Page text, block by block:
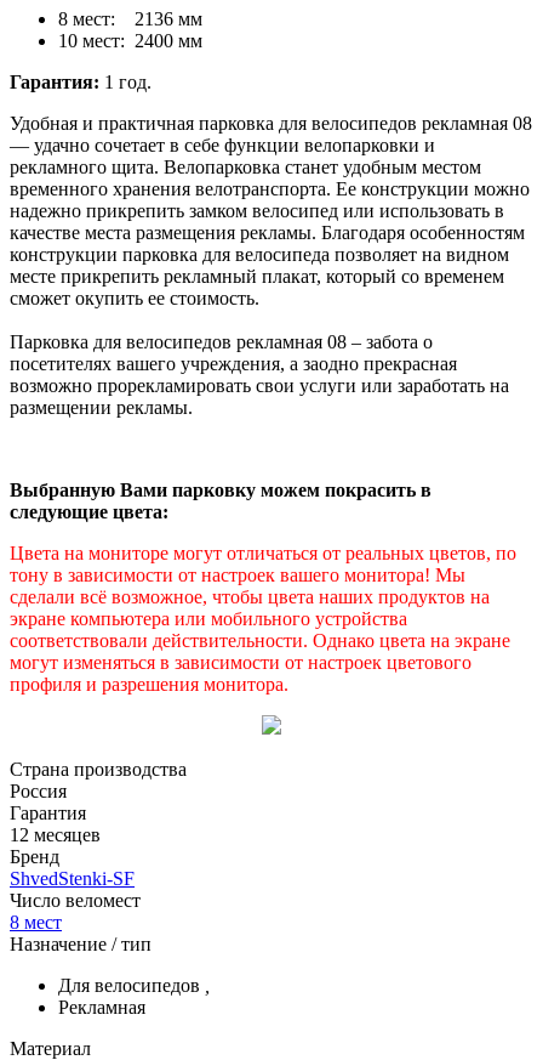
8 мест: 2136 мм
10 мест: 2400 мм
Гарантия: 1 год.
Удобная и практичная парковка для велосипедов рекламная 08
— удачно сочетает в себе функции велопарковки и
рекламного щита. Велопарковка станет удобным местом
временного хранения велотранспорта. Ее конструкции можно
надежно прикрепить замком велосипед или использовать в
качестве места размещения рекламы. Благодаря особенностям
конструкции парковка для велосипеда позволяет на видном
месте прикрепить рекламный плакат, который со временем
сможет окупить ее стоимость.
Парковка для велосипедов рекламная 08 – забота о
посетителях вашего учреждения, а заодно прекрасная
возможно прорекламировать свои услуги или заработать на
размещении рекламы.
Выбранную Вами парковку можем покрасить в
следующие цвета:
Цвета на мониторе могут отличаться от реальных цветов, по
тону в зависимости от настроек вашего монитора! Мы
сделали всё возможное, чтобы цвета наших продуктов на
экране компьютера или мобильного устройства
соответствовали действительности. Однако цвета на экране
могут изменяться в зависимости от настроек цветового
профиля и разрешения монитора.
Страна производства
Россия
Гарантия
12 месяцев
Бренд
ShvedStenki-SF
Число веломест
8 мест
Назначение / тип
Для велосипедов
Рекламная
Материал